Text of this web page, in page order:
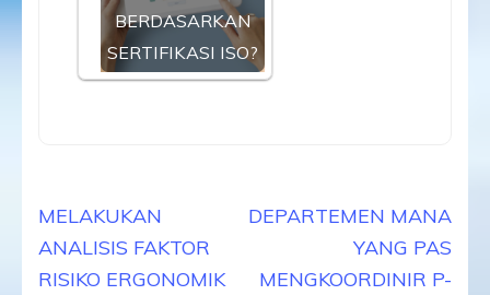
BERDASARKAN
SERTIFIKASI ISO?
Navigasi
pos
MELAKUKAN
ANALISIS FAKTOR
RISIKO ERGONOMIK
DEPARTEMEN MANA
YANG PAS
MENGKOORDINIR P-